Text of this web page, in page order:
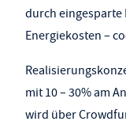
durch eingesparte
Energiekosten –
mit 10 – 30% am
wird über